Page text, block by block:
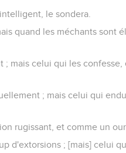
le sondera.
quand les méchants sont
mais celui qui les confesse,
; mais celui qui
rugissant, et comme un
d'extorsions ; [mais] celui